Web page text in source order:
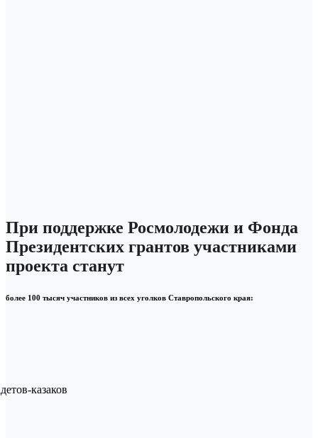
При поддержке Росмолодежи и Фонда
Президентских грантов участниками
проекта станут
более 100 тысяч участников из всех уголков Ставропольского края:
казаков